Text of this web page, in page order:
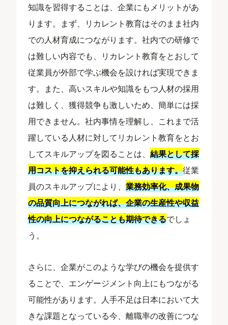
知識を習得することは、企業にもメリットがあ
ります。まず、リカレント教育はそのまま社内
での人材育成につながります。社内での研修で
は難しい内容でも、リカレント教育をとおして
従業員が外部で学ぶ機会を設ければ実現できま
す。また、高いスキルや知識をもつ人材の採用
は難しく、獲得競争も激しいため、簡単には採
用できません。社内事情を理解し、これまで活
躍している人材に対してリカレント教育をとお
してスキルアップを図ることは、結果として採
用コストを抑えられる可能性もあります。従業
員のスキルアップにより、業務効率化、成果物
の品質向上につながれば、企業の生産性や収益
性の向上につながることも期待できるでしょ
う。
さらに、企業がこのような学びの機会を提供す
ることで、エンゲージメント向上にもつながる
可能性があります。人手不足は日本において大
きな課題となっている今、離職率の改善につな